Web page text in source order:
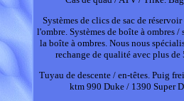
Systèmes de clics de sac de
l'ombre. Systèmes de boîte à ombres
la boîte à ombres. Nous nous
rechange de qualité avec plus de
Tuyau de descente / en-têtes. Puig
ktm 990 Duke / 1390 Super